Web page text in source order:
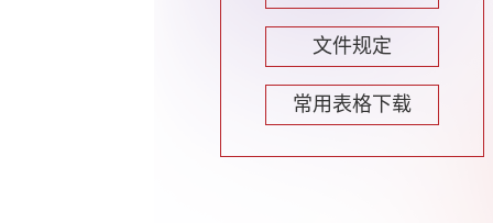
文件规定
常用表格下载